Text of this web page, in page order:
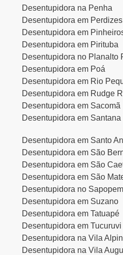
Desentupidora na Penha
Desentupidora em Perdizes
Desentupidora em
Desentupidora em Pirituba
Desentupidora no Planalto
Desentupidora em Poá
Desentupidora em Rio
Desentupidora em Rudge
Desentupidora em Sacomã
Desentupidora em Santana
Desentupidora em Santo
Desentupidora em São
Desentupidora em São
Desentupidora em São
Desentupidora no
Desentupidora em Suzano
Desentupidora em Tatuapé
Desentupidora em Tucuruvi
Desentupidora na Vila
Desentupidora na Vila